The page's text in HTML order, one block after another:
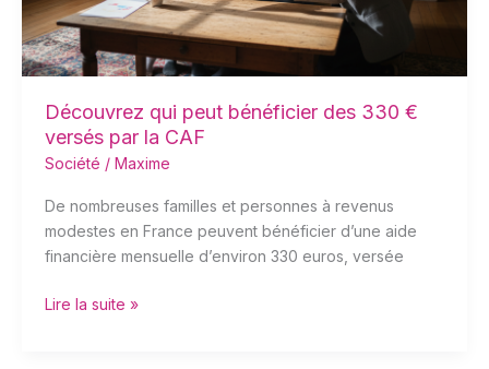
Découvrez qui peut bénéficier des 330 €
versés par la CAF
Société / Maxime
De nombreuses familles et personnes à revenus
modestes en France peuvent bénéficier d’une aide
financière mensuelle d’environ 330 euros, versée
versés
par
la
Lire la suite »